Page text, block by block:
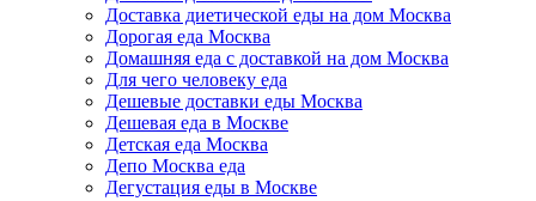
Доставка диетической еды на дом Москва
Дорогая еда Москва
Домашняя еда с доставкой на дом Москва
Для чего человеку еда
Дешевые доставки еды Москва
Дешевая еда в Москве
Детская еда Москва
Депо Москва еда
Дегустация еды в Москве